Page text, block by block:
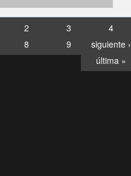
2 3
4
8 9
siguiente ›
última »